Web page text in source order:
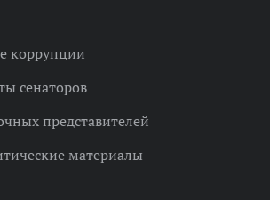
коррупции
сенаторов
представителей
материалы